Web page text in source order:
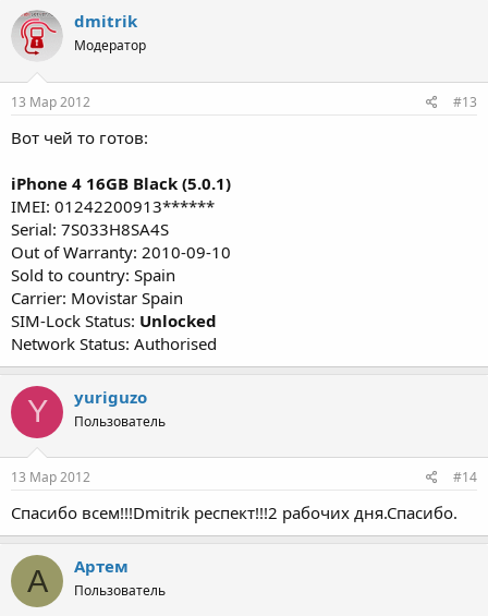
dmitrik
Модератор
13 Мар 2012 #13
Вот чей то готов:
iPhone 4 16GB Black (5.0.1)
IMEI: 01242200913******
Serial: 7S033H8SA4S
Out of Warranty: 2010-09-10
Sold to country: Spain
Carrier: Movistar Spain
SIM-Lock Status: Unlocked
Network Status: Authorised
Y yuriguzo
Пользователь
13 Мар 2012 #14
Спасибо всем!!!Dmitrik респект!!!2 рабочих дня.Спасибо.
А Артем
Пользователь